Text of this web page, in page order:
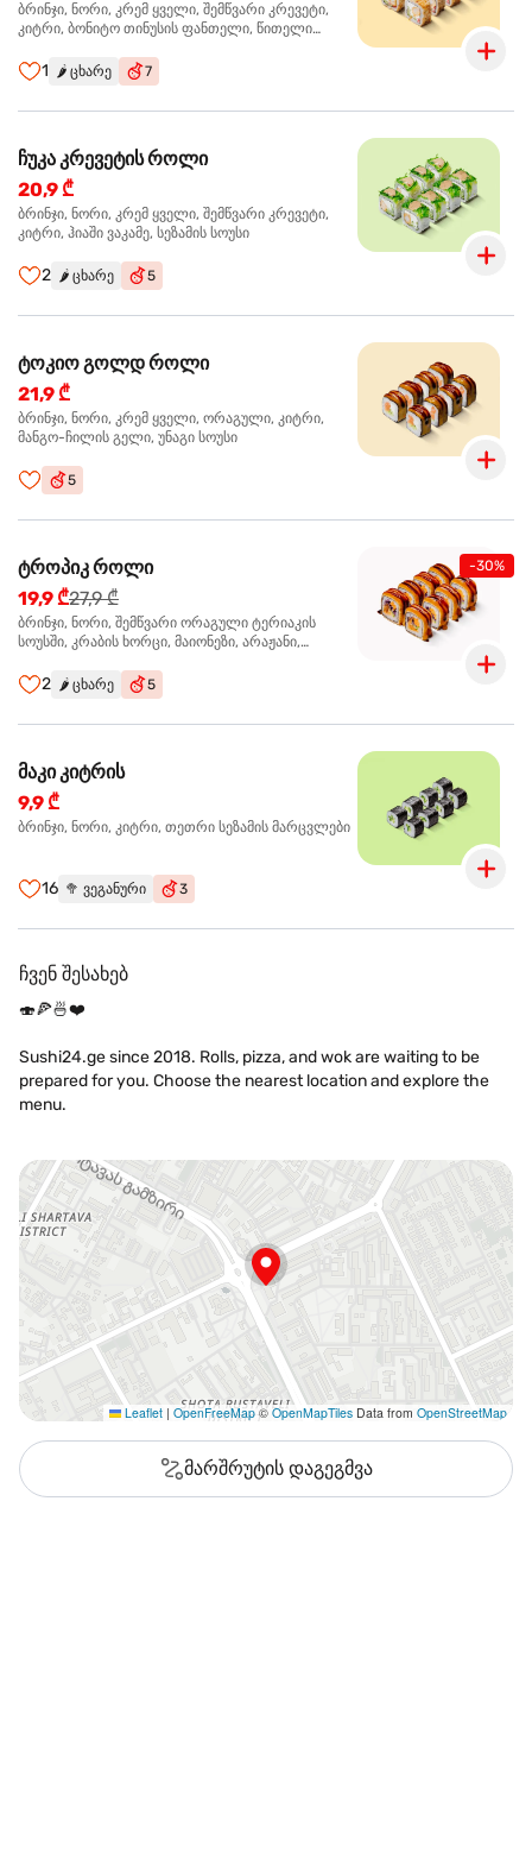
ბრინჯი, ნორი, კრემ ყველი, შემწვარი კრევეტი,
კიტრი, ბონიტო თინუსის ფანთელი, წითელი
1 🌶️ ცხარე 7
ჩუკა კრევეტის როლი
20,9 ₾
ბრინჯი, ნორი, კრემ ყველი, შემწვარი კრევეტი,
კიტრი, ჰიაში ვაკამე, სეზამის სოუსი
2 🌶️ ცხარე 5
ტოკიო გოლდ როლი
21,9 ₾
ბრინჯი, ნორი, კრემ ყველი, ორაგული, კიტრი,
მანგო-ჩილის გელი, უნაგი სოუსი
5
-30%
ტროპიკ როლი
19,9 ₾27,9 ₾
ბრინჯი, ნორი, შემწვარი ორაგული ტერიაკის
სოუსში, კრაბის ხორცი, მაიონეზი, არაჟანი,
სოუსი, მანგო-ჩილის გელი
2 🌶️ ცხარე 5
მაკი კიტრის
9,9 ₾
ბრინჯი, ნორი, კიტრი, თეთრი სეზამის მარცვლები
16 🥦 ვეგანური 3
ჩვენ შესახებ
🍣🍕🍜❤️
Sushi24.ge since 2018. Rolls, pizza, and wok are waiting to be
prepared for you. Choose the nearest location and explore the
menu.
Leaflet | OpenFreeMap© OpenMapTiles Data from OpenStreetMap
მარშრუტის დაგეგმვა